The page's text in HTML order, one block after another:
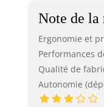
Note de la
Ergonomie et
Performances
Qualité de
Autonomie